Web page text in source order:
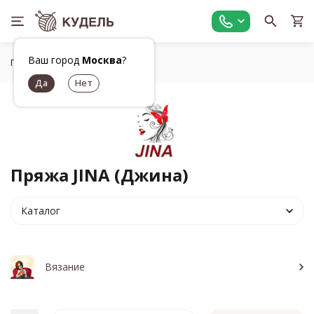
Ваш город Москва?
Главная Бренды JINA
Пряжа JINA (Джина)
Каталог
Вязание